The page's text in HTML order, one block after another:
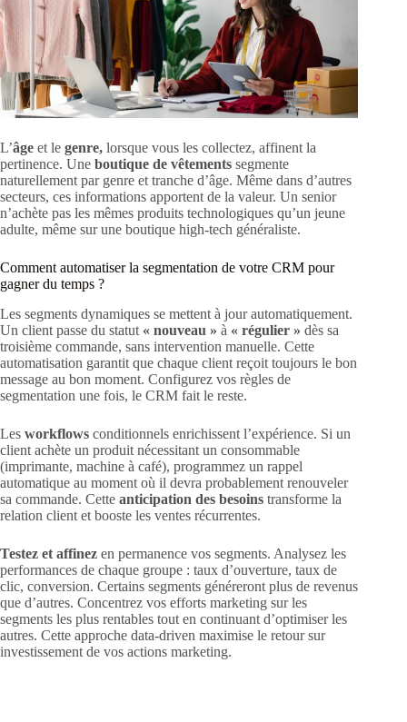
L’âge et le genre, lorsque vous les collectez, affinent la
pertinence. Une boutique de vêtements segmente
naturellement par genre et tranche d’âge. Même dans d’autres
secteurs, ces informations apportent de la valeur. Un senior
n’achète pas les mêmes produits technologiques qu’un jeune
adulte, même sur une boutique high-tech généraliste.
Comment automatiser la segmentation de votre CRM pour
gagner du temps ?
Les segments dynamiques se mettent à jour automatiquement.
Un client passe du statut « nouveau » à « régulier » dès sa
troisième commande, sans intervention manuelle. Cette
automatisation garantit que chaque client reçoit toujours le bon
message au bon moment. Configurez vos règles de
segmentation une fois, le CRM fait le reste.
Les workflows conditionnels enrichissent l’expérience. Si un
client achète un produit nécessitant un consommable
(imprimante, machine à café), programmez un rappel
automatique au moment où il devra probablement renouveler
sa commande. Cette anticipation des besoins transforme la
relation client et booste les ventes récurrentes.
Testez et affinez en permanence vos segments. Analysez les
performances de chaque groupe : taux d’ouverture, taux de
clic, conversion. Certains segments généreront plus de revenus
que d’autres. Concentrez vos efforts marketing sur les
segments les plus rentables tout en continuant d’optimiser les
autres. Cette approche data-driven maximise le retour sur
investissement de vos actions marketing.